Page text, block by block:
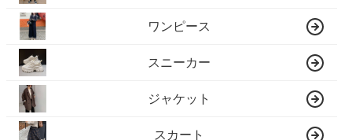
ワンピース
スニーカー
ジャケット
スカート